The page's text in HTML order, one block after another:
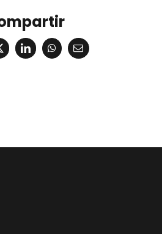
clientes
LinkedInWhatsApp
Email